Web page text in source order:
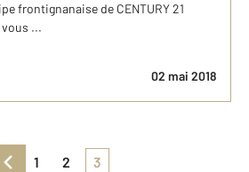
frontignanaise de CENTURY 21
vous ...
02 mai 2018
1 2 3